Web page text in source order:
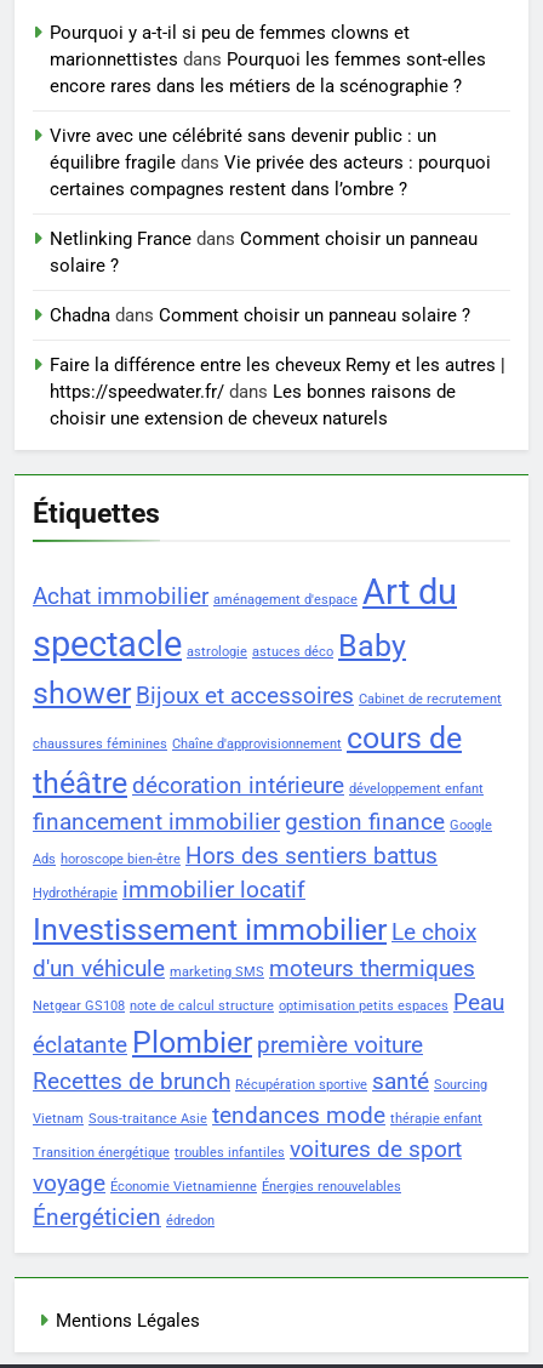
seniors: aménagement et
exercices
BIEN ÊTRE
8
Voyance à La Rochelle : où
sérieux à un tarif juste ?
BIEN ÊTRE
Pourquoi y a-t-il si peu de femmes clowns et
marionnettistes dans Pourquoi les femmes sont-elles
encore rares dans les métiers de la scénographie ?
Vivre avec une célébrité sans devenir public : un
équilibre fragile dans Vie privée des acteurs : pourquoi
certaines compagnes restent dans l’ombre ?
Netlinking France dans Comment choisir un panneau
solaire ?
Chadna dans Comment choisir un panneau solaire ?
Faire la différence entre les cheveux Remy et les autres |
https://speedwater.fr/ dans Les bonnes raisons de
choisir une extension de cheveux naturels
Étiquettes
Achat immobilier aménagement d'espace Art du
spectacle astrologie astuces déco Baby
shower Bijoux et accessoires Cabinet de recrutement
chaussures féminines Chaîne d'approvisionnement cours de
théâtre décoration intérieure développement enfant
financement immobilier gestion finance Google
Ads horoscope bien-être Hors des sentiers battus
Hydrothérapie immobilier locatif
Investissement immobilier Le choix
d'un véhicule marketing SMS moteurs thermiques
Netgear GS108 note de calcul structure optimisation petits espaces Peau
éclatante Plombier première voiture
Recettes de brunch Récupération sportive santé Sourcing
Vietnam Sous-traitance Asie tendances mode thérapie enfant
Transition énergétique troubles infantiles voitures de sport
voyage Économie Vietnamienne Énergies renouvelables
Énergéticien édredon
Mentions Légales